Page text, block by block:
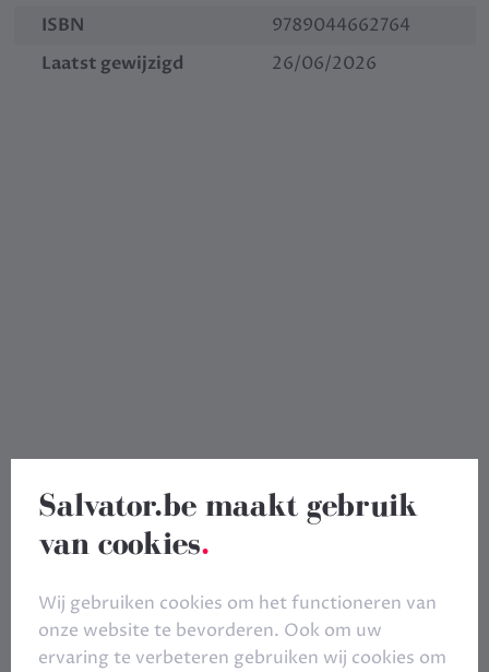
ISBN
9789044662764
Laatst gewijzigd
26/06/2026
Salvator.be maakt gebruik
van cookies.
Wij gebruiken cookies om het functioneren van
onze website te bevorderen. Ook om uw
ervaring te verbeteren gebruiken wij cookies om